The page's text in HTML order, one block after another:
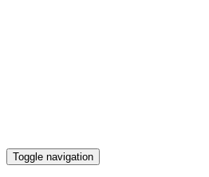
Toggle navigation